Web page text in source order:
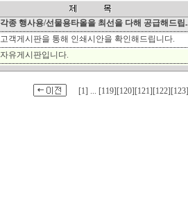
각종 행사용/선물용타올을 최선을 다해 공급해드립
고객게시판을 통해 인쇄시안을 확인해드립니다.
자유게시판입니다.
[1] ... [119] [120] [121] [122] [123]